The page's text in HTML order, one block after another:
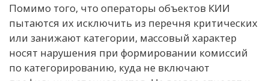
Помимо того, что операторы объектов КИИ
пытаются их исключить из перечня критических
или занижают категории, массовый характер
носят нарушения при формировании комиссий
по категорированию, куда не включают